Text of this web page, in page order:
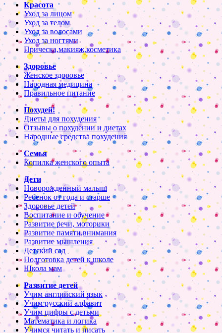
Красота
Уход за лицом
Уход за телом
Уход за волосами
Уход за ногтями
Прическа,макияж,косметика
Здоровье
Женское здоровье
Народная медицина
Правильное питание
Похудей!
Диеты для похудения
Отзывы о похудении и диетах
Народные средства похудения
Семья
Копилка женского опыта
Дети
Новорожденный малыш
Ребенок от года и старше
Здоровье детей
Воспитание и обучение
Развитие речи, моторики
Развитие памяти,внимания
Развитие мышления
Детский сад
Подготовка детей к школе
Школа мам
Развитие детей
Учим английский язык
Учим русский алфавит
Учим цифры с детьми
Математика и логика
Учимся читать и писать